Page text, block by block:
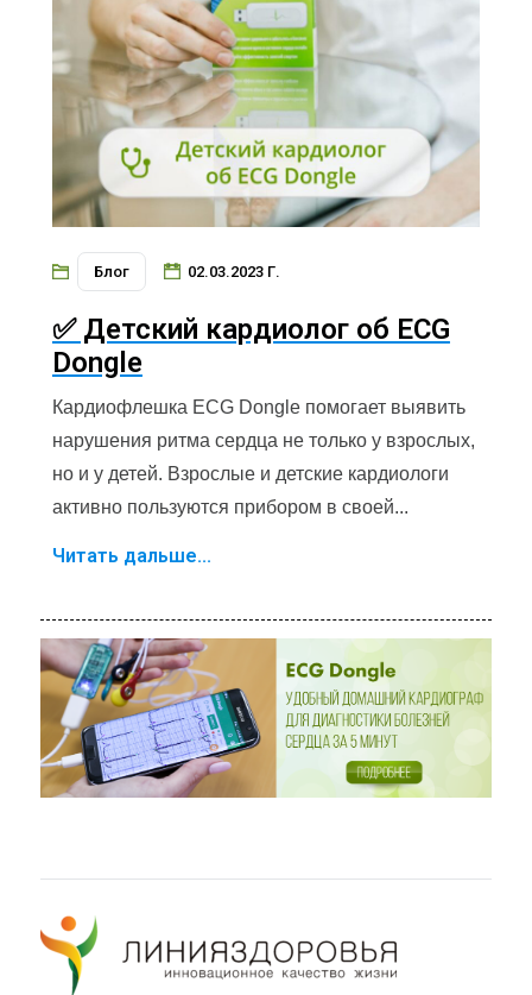
Блог 02.03.2023 Г.
✅ Детский кардиолог об ECG
Dongle
Кардиофлешка ECG Dongle помогает выявить
нарушения ритма сердца не только у взрослых,
но и у детей. Взрослые и детские кардиологи
активно пользуются прибором в своей...
Читать дальше...